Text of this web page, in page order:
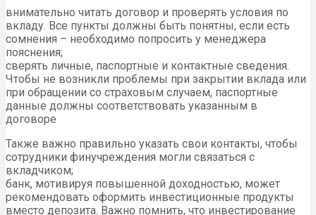
внимательно читать договор и проверять условия по
вкладу. Все пункты должны быть понятны, если есть
сомнения – необходимо попросить у менеджера
пояснения;
сверять личные, паспортные и контактные сведения.
Чтобы не возникли проблемы при закрытии вклада или
при обращении со страховым случаем, паспортные
данные должны соответствовать указанным в
договоре
Также важно правильно указать свои контакты, чтобы
сотрудники финучреждения могли связаться с
вкладчиком;
банк, мотивируя повышенной доходностью, может
рекомендовать оформить инвестиционные продукты
вместо депозита. Важно помнить, что инвестирование